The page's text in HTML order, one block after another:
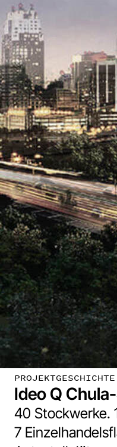
PROJEKTGESCHICHTE
Ideo Q
40 Stockwerke.
7